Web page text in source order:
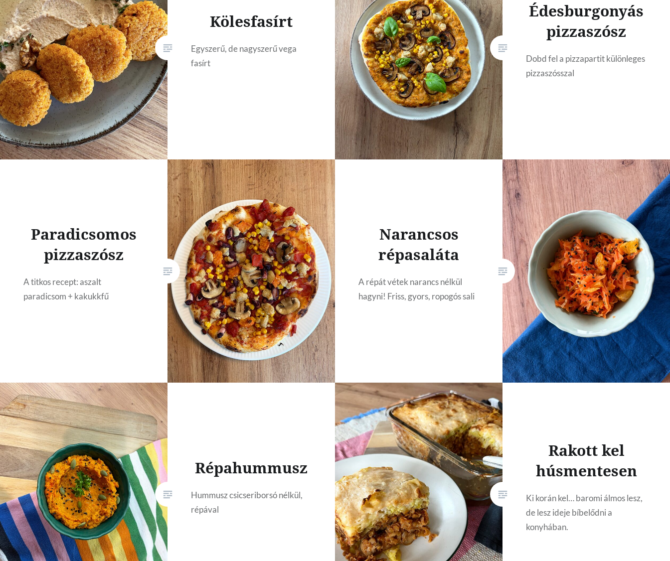
Kölesfasírt
Egyszerű, de nagyszerű vega
fasírt
Édesburgonyás
pizzaszósz
Dobd fel a pizzapartit különleges
pizzaszósszal
Paradicsomos
pizzaszósz
A titkos recept: aszalt
paradicsom + kakukkfű
Narancsos
répasaláta
A répát vétek narancs nélkül
hagyni! Friss, gyors, ropogós sali
Répahummusz
Hummusz csicseriborsó nélkül,
répával
Rakott kel
húsmentesen
Ki korán kel… baromi álmos lesz,
de lesz ideje bíbelődni a
konyhában.